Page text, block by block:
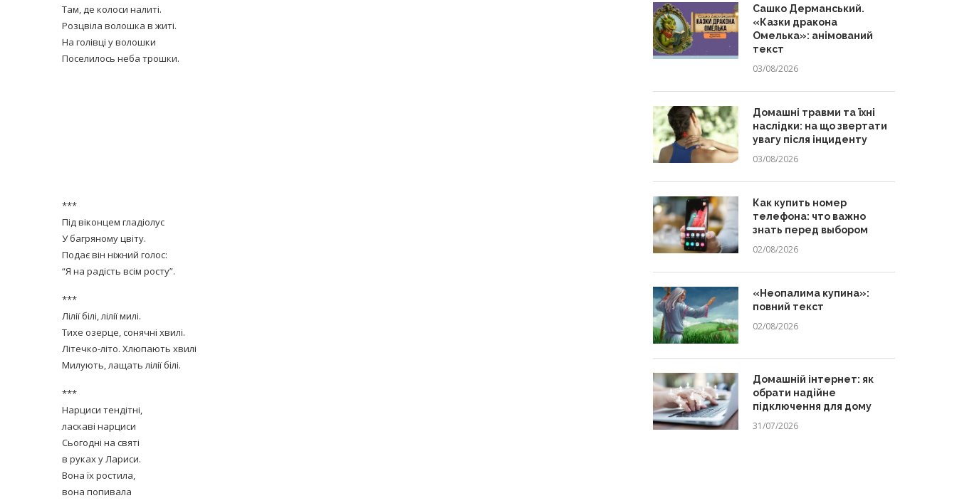
Там, де колоси налиті.
Розцвіла волошка в житі.
На голівці у волошки
Поселилось неба трошки.
***
Під віконцем гладіолус
У багряному цвіту.
Подає він ніжний голос:
“Я на радість всім росту”.
***
Лілії білі, лілії милі.
Тихе озерце, сонячні хвилі.
Літечко-літо. Хлюпають хвилі
Милують, лащать лілії білі.
***
Нарциси тендітні,
ласкаві нарциси
Сьогодні на святі
в руках у Лариси.
Вона їх ростила,
вона попивала
Сашко Дерманський.
«Казки дракона
Омелька»: анімований
текст
03/08/2026
Домашні травми та їхні
наслідки: на що звертати
увагу після інциденту
03/08/2026
Как купить номер
телефона: что важно
знать перед выбором
02/08/2026
«Неопалима купина»:
повний текст
02/08/2026
Домашній інтернет: як
обрати надійне
підключення для дому
31/07/2026